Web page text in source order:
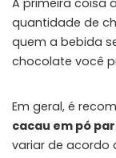
quantidade de
quem a bebida
chocolate você
Em geral, é
cacau em pó
variar de acordo